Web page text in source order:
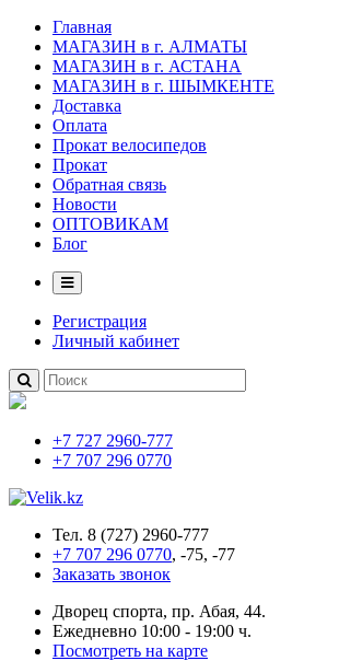
Главная
МАГАЗИН в г. АЛМАТЫ
МАГАЗИН в г. АСТАНА
МАГАЗИН в г. ШЫМКЕНТЕ
Доставка
Оплата
Прокат велосипедов
Прокат
Обратная связь
Новости
ОПТОВИКАМ
Блог
Регистрация
Личный кабинет
+7 727 2960-777
+7 707 296 0770
Тел. 8 (727) 2960-777
+7 707 296 0770, -75, -77
Заказать звонок
Дворец спорта, пр. Абая, 44.
Ежедневно 10:00 - 19:00 ч.
Посмотреть на карте